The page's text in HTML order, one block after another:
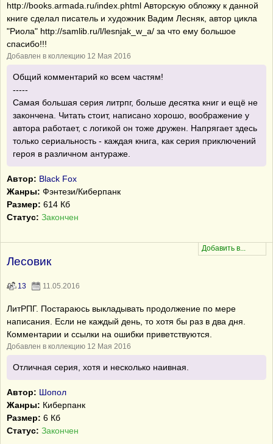
http://books.armada.ru/index.phtml Авторскую обложку к данной
книге сделал писатель и художник Вадим Лесняк, автор цикла
"Риола" http://samlib.ru/l/lesnjak_w_a/ за что ему большое
спасибо!!!
Добавлен в коллекцию 12 Мая 2016
Общий комментарий ко всем частям!
-----
Самая большая серия литрпг, больше десятка книг и ещё не
закончена. Читать стоит, написано хорошо, воображение у
автора работает, с логикой он тоже дружен. Напрягает здесь
только сериальность - каждая книга, как серия приключений
героя в различном антураже.
Автор: Black Fox
Жанры: Фэнтези/Киберпанк
Размер: 614 Кб
Статус: Закончен
Лесовик
13 11.05.2016
ЛитРПГ. Постараюсь выкладывать продолжение по мере
написания. Если не каждый день, то хотя бы раз в два дня.
Комментарии и ссылки на ошибки приветствуются.
Добавлен в коллекцию 12 Мая 2016
Отличная серия, хотя и несколько наивная.
Автор: Шопол
Жанры: Киберпанк
Размер: 6 Кб
Статус: Закончен